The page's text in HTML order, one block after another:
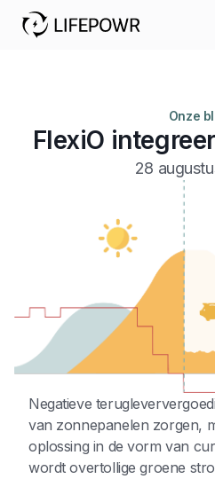
Onze
FlexiO
28
Negatieve
van zonnepanelen zorgen,
oplossing in de vorm van
wordt overtollige groene